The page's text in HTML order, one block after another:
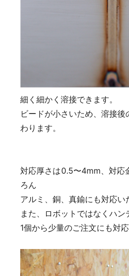
細く細かく溶接できます。
ビードが小さいため、溶接
わります。
対応厚さは0.5〜4mm、対応
ろん
アルミ、銅、真鍮にも対応い
また、ロボットではなくハ
1個から少量のご注文にも対応